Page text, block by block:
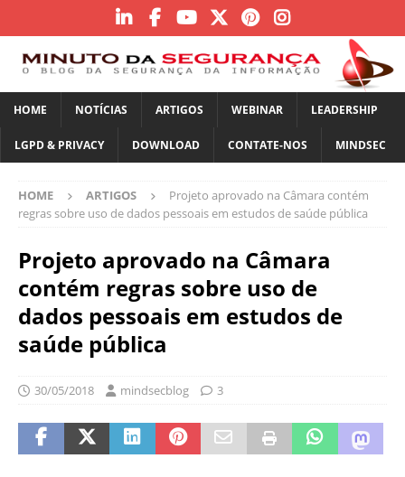
HOME NOTÍCIAS ARTIGOS WEBINAR LEADERSHIP
LGPD & PRIVACY DOWNLOAD CONTATE-NOS MINDSEC
HOME ARTIGOS
Projeto aprovado na Câmara contém
regras sobre uso de dados pessoais em estudos de saúde pública
Projeto aprovado na Câmara
contém regras sobre uso de
dados pessoais em estudos de
saúde pública
30/05/2018 mindsecblog 3